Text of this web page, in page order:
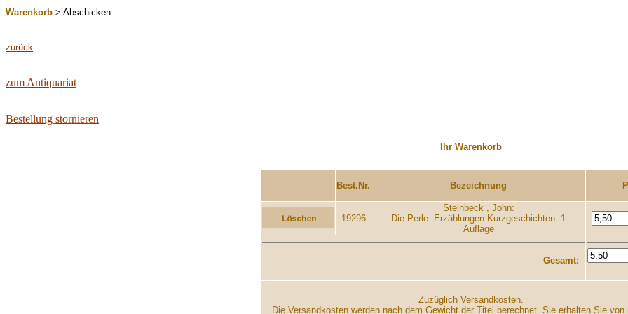
Warenkorb > Abschicken
zurück
zum Antiquariat
Bestellung stornieren
Ihr Warenkorb
Best.Nr. Bezeichnung
19296
Steinbeck , John:
Die Perle. Erzählungen Kurzgeschichten. 1.
Auflage
Gesamt:
Zuzüglich Versandkosten.
Die Versandkosten werden nach dem Gewicht der Titel berechnet. Sie erhalten Sie von